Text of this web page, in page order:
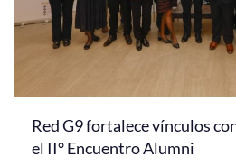
Red G9 fortalece vínculos
el II° Encuentro Alumni